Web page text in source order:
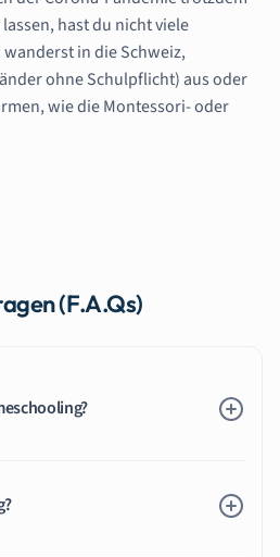
hast du nicht viele
in die Schweiz,
ohne Schulpflicht) aus oder
wie die Montessori- oder
(F.A.Qs)